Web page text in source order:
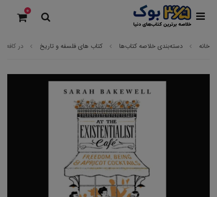
0
خانه دسته‌بندی خلاصه کتاب‌ها کتاب های فلسفه و تاریخ در